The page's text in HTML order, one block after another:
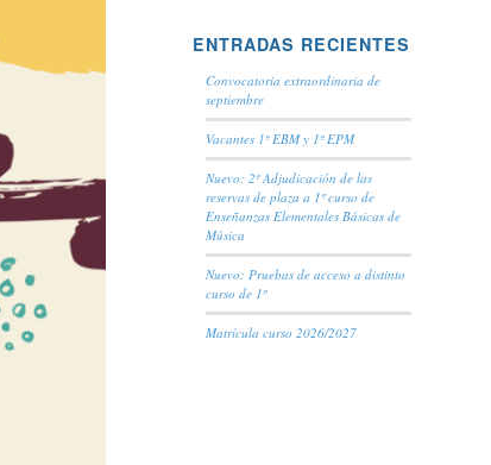
ENTRADAS RECIENTES
Convocatoria extraordinaria de
septiembre
Vacantes 1º EBM y 1º EPM
Nuevo: 2º Adjudicación de las
reservas de plaza a 1º curso de
Enseñanzas Elementales Básicas de
Música
Nuevo: Pruebas de acceso a distinto
curso de 1º
Matrícula curso 2026/2027